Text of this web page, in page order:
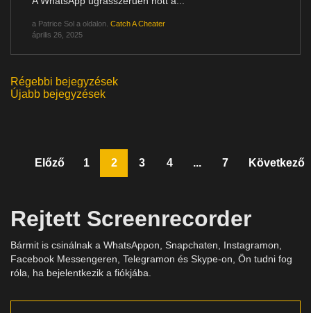
a Patrice Sol a oldalon. Catch A Cheater
április 26, 2025
Bejegyzés
Régebbi bejegyzések
Újabb bejegyzések
Előző 1 2 3 4 ... 7 Következő
Rejtett Screenrecorder
Bármit is csinálnak a WhatsAppon, Snapchaten, Instagramon,
Facebook Messengeren, Telegramon és Skype-on, Ön tudni fog
róla, ha bejelentkezik a fiókjába.